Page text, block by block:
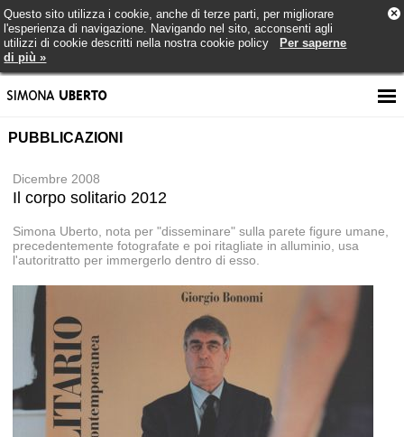
Questo sito utilizza i cookie, anche di terze parti, per migliorare
l'esperienza di navigazione. Navigando nel sito, acconsenti agli
utilizzi di cookie descritti nella nostra cookie policy
Per saperne
di più »
×
PUBBLICAZIONI
Dicembre 2008
Il corpo solitario 2012
Simona Uberto, nota per "disseminare" sulla parete figure umane,
precedentemente fotografate e poi ritagliate in alluminio, usa
l'autoritratto per immergerlo dentro di esso.